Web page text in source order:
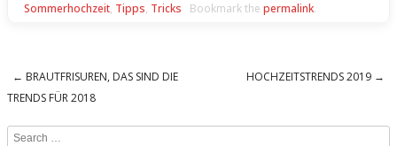
Sommerhochzeit, Tipps, Tricks Bookmark the permalink.
Post navigation
← BRAUTFRISUREN, DAS SIND DIE
TRENDS FÜR 2018
HOCHZEITSTRENDS 2019 →
Search